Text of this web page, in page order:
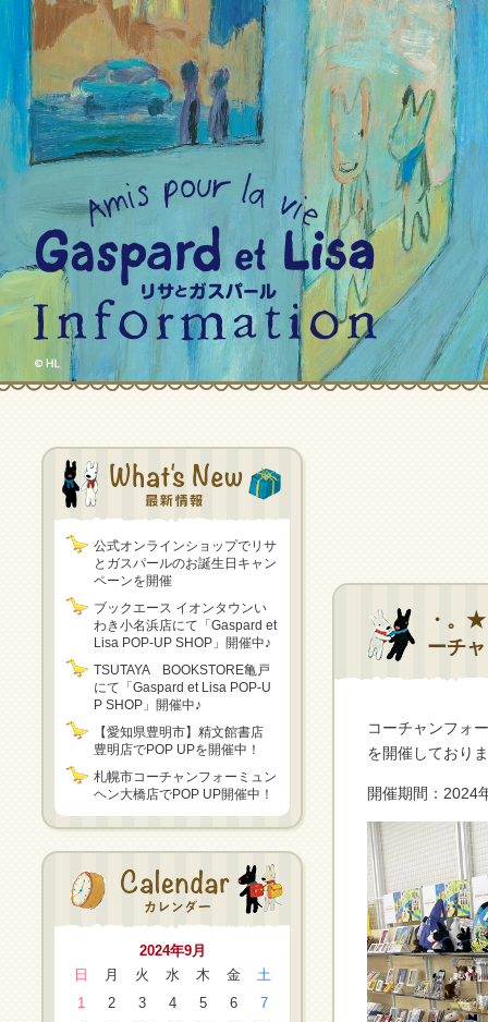
公式オンラインショップでリサ
とガスパールのお誕生日キャン
ペーンを開催
ブックエース イオンタウンい
わき小名浜店にて「Gaspard et
Lisa POP-UP SHOP」開催中♪
TSUTAYA BOOKSTORE亀戸
にて「Gaspard et Lisa POP-U
P SHOP」開催中♪
【愛知県豊明市】精文館書店
豊明店でPOP UPを開催中！
札幌市コーチャンフォーミュン
ヘン大橋店でPOP UP開催中！
2024年9月
日
月 火 水 木 金
土
1
2 3 4 5 6
7
・。
ーチ
コーチャンフォ
を開催しており
開催期間：